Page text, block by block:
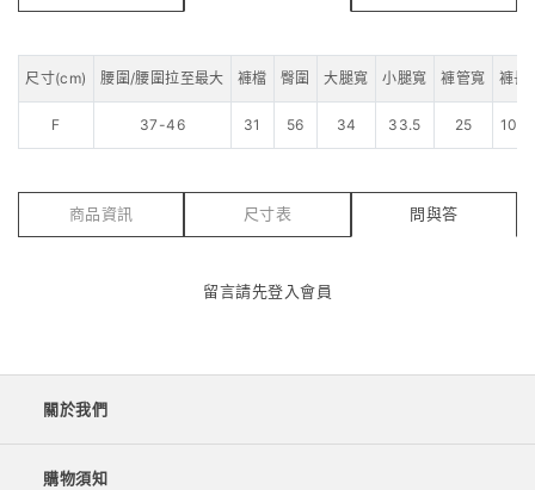
尺寸(cm) 腰圍/腰圍拉至最大 褲檔 臀圍 大腿寬 小腿寬 褲管寬 褲長
F 37-46 31 56 34 33.5 25 100
商品資訊 尺寸表 問與答
留言請先登入會員
關於我們
購物須知